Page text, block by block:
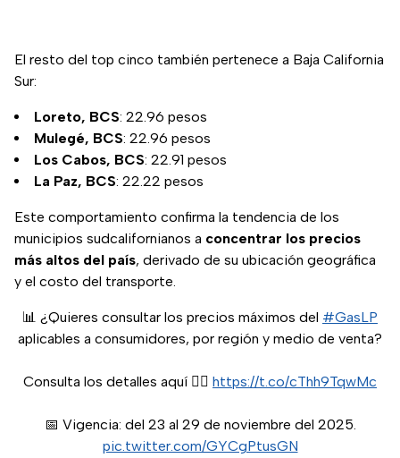
El resto del top cinco también pertenece a Baja California
Sur:
Loreto, BCS: 22.96 pesos
Mulegé, BCS: 22.96 pesos
Los Cabos, BCS: 22.91 pesos
La Paz, BCS: 22.22 pesos
Este comportamiento confirma la tendencia de los
municipios sudcalifornianos a concentrar los precios
más altos del país, derivado de su ubicación geográfica
y el costo del transporte.
📊 ¿Quieres consultar los precios máximos del #GasLP
aplicables a consumidores, por región y medio de venta?
Consulta los detalles aquí 👉🏽 https://t.co/cThh9TqwMc
📅 Vigencia: del 23 al 29 de noviembre del 2025.
pic.twitter.com/GYCgPtusGN